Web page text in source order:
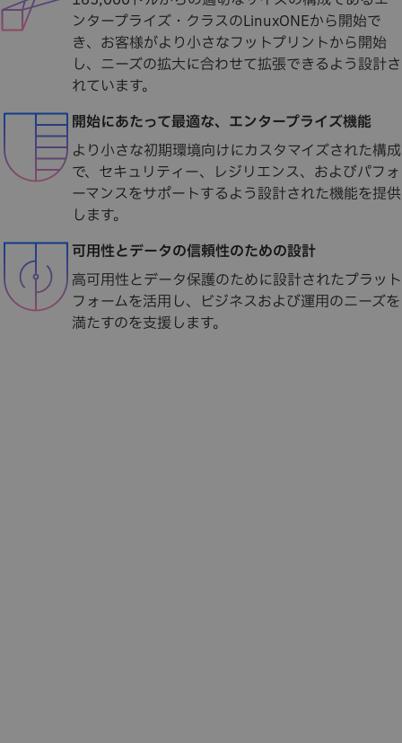
ンタープライズ・クラスのLinuxONEから開始で
き、お客様がより小さなフットプリントから開始
し、ニーズの拡大に合わせて拡張できるよう設計さ
れています。
開始にあたって最適な、エンタープライズ機能
より小さな初期環境向けにカスタマイズされた構成
で、セキュリティー、レジリエンス、およびパフォ
ーマンスをサポートするよう設計された機能を提供
します。
可用性とデータの信頼性のための設計
高可用性とデータ保護のために設計されたプラット
フォームを活用し、ビジネスおよび運用のニーズを
満たすのを支援します。